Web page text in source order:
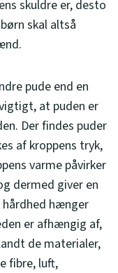
skuldre er, desto
skal altså
pude end en
at puden er
Der findes puder
af kroppens tryk,
varme påvirker
dermed giver en
hænger
er afhængig af,
de materialer,
fibre, luft,